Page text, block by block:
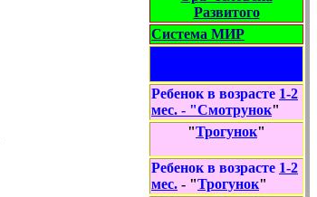
Развитого
Система МИР
Ребенок в возрасте 1-2
мес. - "Смотрунок"
"Трогунок"
Ребенок в возрасте 1-2
мес. - "Трогунок"